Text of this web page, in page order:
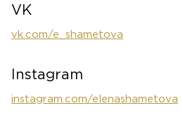
VK
vk.com/e_shametova
Instagram
instagram.com/elenashametova